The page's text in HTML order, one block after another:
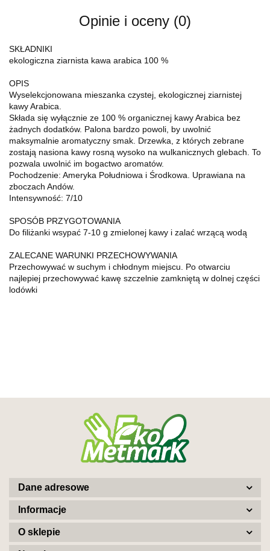
Opinie i oceny (0)
SKŁADNIKI
ekologiczna ziarnista kawa arabica 100 %
OPIS
Wyselekcjonowana mieszanka czystej, ekologicznej ziarnistej
kawy Arabica.
Składa się wyłącznie ze 100 % organicznej kawy Arabica bez
żadnych dodatków. Palona bardzo powoli, by uwolnić
maksymalnie aromatyczny smak. Drzewka, z których zebrane
zostają nasiona kawy rosną wysoko na wulkanicznych glebach. To
pozwala uwolnić im bogactwo aromatów.
Pochodzenie: Ameryka Południowa i Środkowa. Uprawiana na
zboczach Andów.
Intensywność: 7/10
SPOSÓB PRZYGOTOWANIA
Do filiżanki wsypać 7-10 g zmielonej kawy i zalać wrzącą wodą
ZALECANE WARUNKI PRZECHOWYWANIA
Przechowywać w suchym i chłodnym miejscu. Po otwarciu
najlepiej przechowywać kawę szczelnie zamkniętą w dolnej części
lodówki
Dane adresowe
Informacje
O sklepie